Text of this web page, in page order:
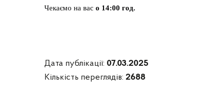
Чекаємо на вас о 14:00 год.
Дата публікації: 07.03.2025
Кількість переглядів: 2688